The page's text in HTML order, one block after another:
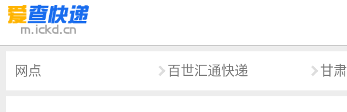
网点 百世汇通快递 甘肃